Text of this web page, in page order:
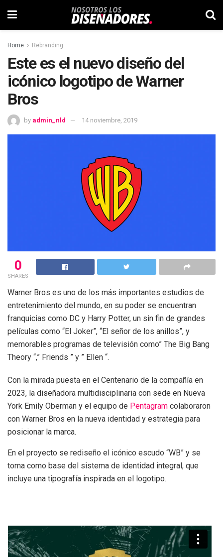
Home Rebranding
Este es el nuevo diseño del
icónico logotipo de Warner
Bros
by admin_nld 14 noviembre, 2019
0
SHARES
Warner Bros es uno de los más importantes estudios de
entretenimiento del mundo, en su poder se encuentran
franquicias como DC y Harry Potter, un sin fin de grandes
películas como “El Joker”, “El señor de los anillos”, y
memorables programas de televisión como” The Big Bang
Theory “,” Friends ” y ” Ellen “.
Con la mirada puesta en el Centenario de la compañía en
2023, la diseñadora multidisciplinaria con sede en Nueva
York Emily Oberman y el equipo de Pentagram colaboraron
con Warner Bros en la nueva identidad y estrategia para
posicionar la marca.
En el proyecto se rediseño el icónico escudo “WB” y se
toma como base del sistema de identidad integral, que
incluye una tipografía inspirada en el logotipo.